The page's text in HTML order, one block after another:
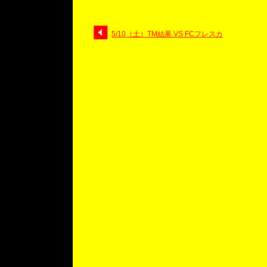
5/10（土）TM結果 VS FCフレスカ